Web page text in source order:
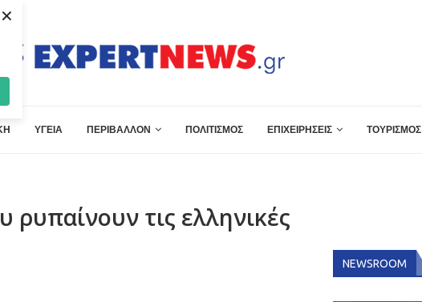
×
ΥΓΕΙΑ ΠΕΡΙΒΑΛΛΟΝ ΠΟΛΙΤΙΣΜΟΣ ΕΠΙΧΕΙΡΗΣΕΙΣ ΤΟΥΡΙΣΜΟΣ
τις ελληνικές
NEWSROOM